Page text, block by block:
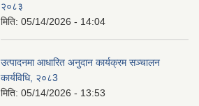
२०८३
मिति: 05/14/2026 - 14:04
उत्पादनमा आधारित अनुदान कार्यक्रम सञ्चालन
कार्यविधि, २०८3
मिति: 05/14/2026 - 13:53